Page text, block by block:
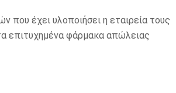
που έχει υλοποιήσει η εταιρεία τους
επιτυχημένα φάρμακα απώλειας